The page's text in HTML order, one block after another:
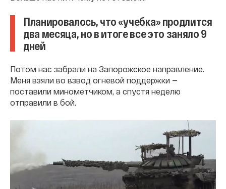
Планировалось, что «учебка» продлится
два месяца, но в итоге все это заняло 9
дней
Потом нас забрали на Запорожское направление.
Меня взяли во взвод огневой поддержки —
поставили минометчиком, а спустя неделю
отправили в бой.